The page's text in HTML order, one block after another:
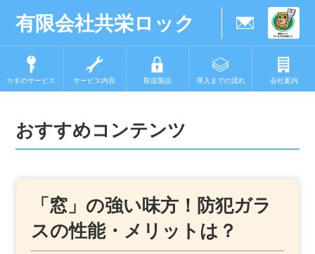
有限会社共栄ロック
カギのサービス サービス内容 取扱製品 導入までの流れ 会社案内
おすすめコンテンツ
「窓」の強い味方！防犯ガラ
スの性能・メリットは？